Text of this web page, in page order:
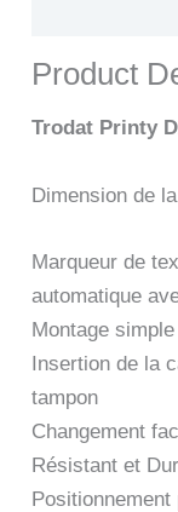
Product
Trodat Printy
Dimension de
Marqueur de
automatique
Montage
Insertion de la
tampon
Changement
Résistant et